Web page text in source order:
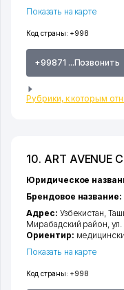
Код страны: +998
+99871 ...Позвонить
Рубрики, к которым
Показать на карте
10. ART
Код страны: +998
Юридическое
Брендовое название:
Адрес: Узбекистан,
Мирабадский район ,
Ориентир:
Показать на карте